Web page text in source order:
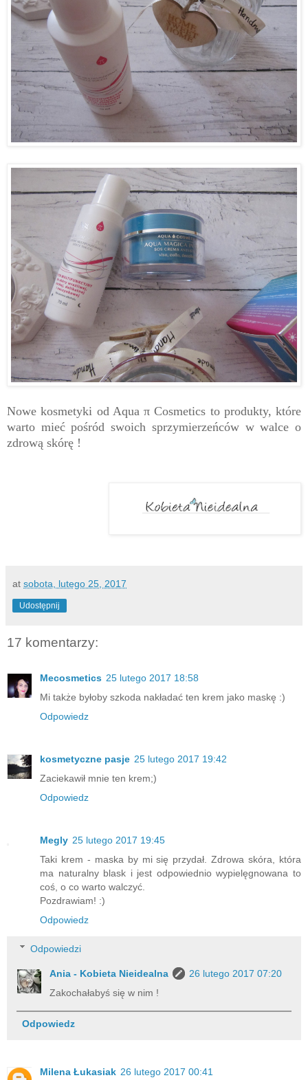
Nowe kosmetyki od Aqua π Cosmetics to produkty, które
warto mieć pośród swoich sprzymierzeńców w walce o
zdrową skórę !
at sobota, lutego 25, 2017
Udostępnij
17 komentarzy:
Mecosmetics 25 lutego 2017 18:58
Mi także byłoby szkoda nakładać ten krem jako maskę :)
Odpowiedz
kosmetyczne pasje 25 lutego 2017 19:42
Zaciekawił mnie ten krem;)
Odpowiedz
Megly 25 lutego 2017 19:45
Taki krem - maska by mi się przydał. Zdrowa skóra, która
ma naturalny blask i jest odpowiednio wypielęgnowana to
coś, o co warto walczyć.
Pozdrawiam! :)
Odpowiedz
Odpowiedzi
Ania - Kobieta Nieidealna
26 lutego 2017 07:20
Zakochałabyś się w nim !
Odpowiedz
Milena Łukasiak 26 lutego 2017 00:41